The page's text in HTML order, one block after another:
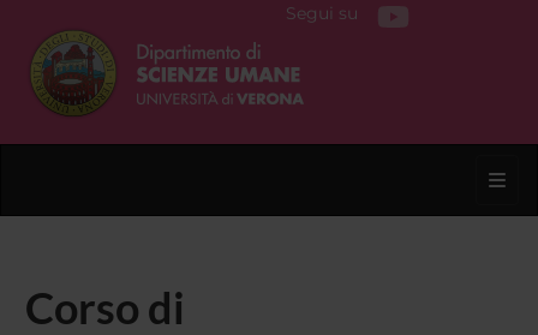
Segui su
Corso di